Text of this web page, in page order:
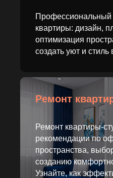
Профессиональный
квартиры: дизайн,
оптимизация
создать уют и
Ремонт
Ремонт квартиры-
рекомендации по
пространства,
созданию
Узнайте, как